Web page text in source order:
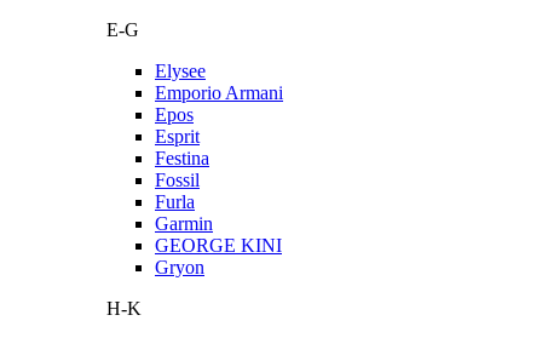
E-G
Elysee
Emporio Armani
Epos
Esprit
Festina
Fossil
Furla
Garmin
GEORGE KINI
Gryon
H-K